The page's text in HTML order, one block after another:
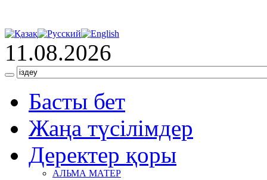
11.08.2026
Басты бет
Жаңа түсілімдер
Деректер қоры
АЛЬМА МАТЕР